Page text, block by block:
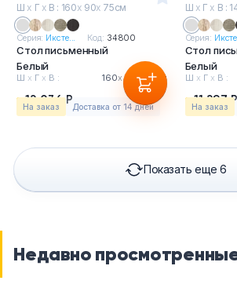
Ш х Г х В : 160х 90х 75см
Серия: Иксте... Код: 34800
Стол письменный
Белый
Ш х Г х В : 160х90х75см
12 036 Р
На заказ Доставка от 14 дней
Ш х Г х В :
Серия:
Стол
Белый
Ш х Г х В :
11 297 Р
На заказ
Показать еще 6
Недавно